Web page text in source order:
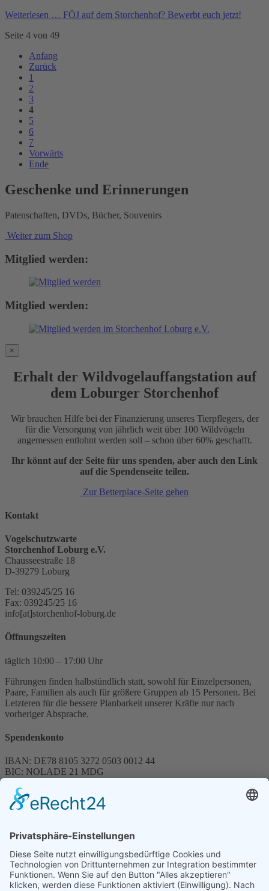
Weiterlesen … FÖJ auf dem Storchenhof? Bewerbt euch jetzt!
Seite 4 von 49
Anfang
Zurück
1
2
3
4
5
6
7
Vorwärts
Ende
Geschenke und Erinnerungen
Patenschaften, DVDs, Bücher, Souvenirs
Weiter zum Shop
Mitglied werden:
Mitglied werden:
×
Erhalt der Wildvogelauffangstation auf
dem Loburger Storchenhof
Wir brauchen Hilfe bei der Finanzierung unseres Tierpflegers, der
für die Versorgung von jährlich weit über 100 Wildvögeln
angemessen entlohnt werden soll – schon über 60% geschafft.
Ihr könnt auf der Seite für uns spenden, aber auch den Link
auf die Spendenseite teilen.
Zur Betterplace-Seite gehen
Kontakt
Vogelschutzwarte
Storchenhof Loburg e.V.
Chausseestraße 18
D-39279 Loburg
Tel: 039245/25 16
Fax: 039245/25 16
info[at]storchenhof-loburg.de
Öffnungszeiten
täglich 10:00 – 17:00 Uhr
Führungen finden halbstündlich statt, sowohl für Einzelpersonen,
Paare, Familien als auch für größere Gruppen ab 15 Personen. Bei
Letzteren für die bessere Planbarkeit unserer Kräfte nur nach
vorheriger Absprache.
Spendenkonto
IBAN: DE78 8105 3272 0503 0012 44
BIC: NOLADE 21 MDG
Spenden können steuerlich abgesetzt werden
Förderung
© 1987 – 2025